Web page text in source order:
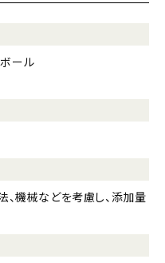
ール
、機械などを考慮し、添加量